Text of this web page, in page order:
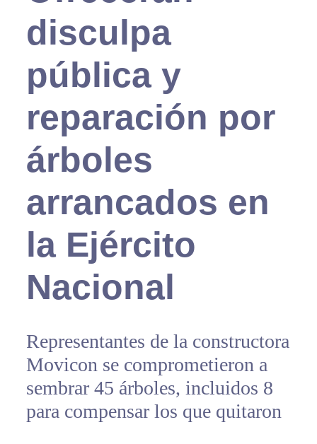
disculpa
pública y
reparación por
árboles
arrancados en
la Ejército
Nacional
Representantes de la constructora
Movicon se comprometieron a
sembrar 45 árboles, incluidos 8
para compensar los que quitaron